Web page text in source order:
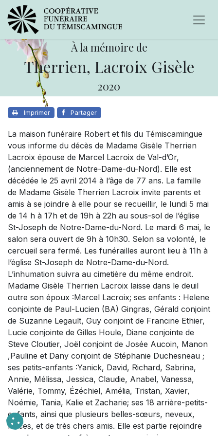
À la mémoire de
Therrien, Lacroix Gisèle
2020
Imprimer Partager
La maison funéraire Robert et fils du Témiscamingue
vous informe du décès de Madame Gisèle Therrien
Lacroix épouse de Marcel Lacroix de Val-d’Or,
(anciennement de Notre-Dame-du-Nord). Elle est
décédée le 25 avril 2014 à l’âge de 77 ans. La famille
de Madame Gisèle Therrien Lacroix invite parents et
amis à se joindre à elle pour se recueillir, le lundi 5 mai
de 14 h à 17h et de 19h à 22h au sous-sol de l’église
St-Joseph de Notre-Dame-du-Nord. Le mardi 6 mai, le
salon sera ouvert de 9h à 10h30. Selon sa volonté, le
cercueil sera fermé. Les funérailles auront lieu à 11h à
l’église St-Joseph de Notre-Dame-du-Nord.
L’inhumation suivra au cimetière du même endroit.
Madame Gisèle Therrien Lacroix laisse dans le deuil
outre son époux :Marcel Lacroix; ses enfants : Helene
conjointe de Paul-Lucien (BA) Gingras, Gérald conjoint
de Suzanne Legault, Guy conjoint de Francine Ethier,
Lucie conjointe de Gilles Houle, Diane conjointe de
Steve Cloutier, Joël conjoint de Josée Aucoin, Manon
,Pauline et Dany conjoint de Stéphanie Duchesneau ;
ses petits-enfants :Yanick, David, Richard, Sabrina,
Annie, Mélissa, Jessica, Claudie, Anabel, Vanessa,
Valérie, Tommy, Ézéchiel, Amélia, Tristan, Xavier,
Noémie, Tania, Kalie et Zacharie; ses 18 arrière-petits-
enfants, ainsi que plusieurs belles-sœurs, neveux,
nièces, et de très chers amis. Elle est partie rejoindre